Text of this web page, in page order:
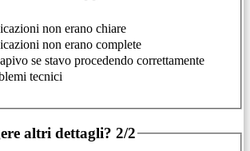
non erano chiare
non erano complete
se stavo procedendo correttamente
tecnici
altri dettagli? 2/2